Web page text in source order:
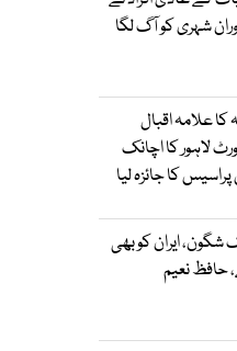
شہری کو آگ لگا
کا علامہ اقبال
لاہور کا اچانک
کا جائزہ لیا
شگون، ایران کو بھی
حافظ نعیم